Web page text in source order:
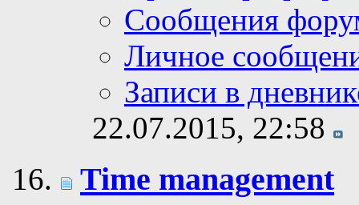
Сообщения
Личное
Записи в
22.07.2015, 22:58
Time management